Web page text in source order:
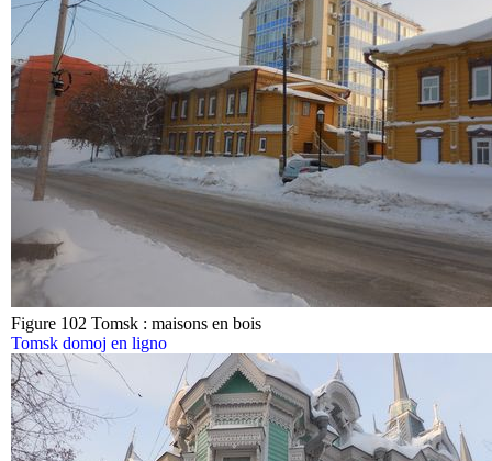
Figure 102 Tomsk : maisons en bois
Tomsk domoj en ligno